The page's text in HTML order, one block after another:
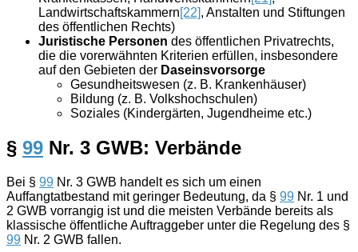
Landwirtschaftskammern[22], Anstalten und Stiftungen
des öffentlichen Rechts)
Juristische Personen des öffentlichen Privatrechts,
die die vorerwähnten Kriterien erfüllen, insbesondere
auf den Gebieten der Daseinsvorsorge
Gesundheitswesen (z. B. Krankenhäuser)
Bildung (z. B. Volkshochschulen)
Soziales (Kindergärten, Jugendheime etc.)
§ 99 Nr. 3 GWB: Verbände
Bei § 99 Nr. 3 GWB handelt es sich um einen
Auffangtatbestand mit geringer Bedeutung, da § 99 Nr. 1 und
2 GWB vorrangig ist und die meisten Verbände bereits als
klassische öffentliche Auftraggeber unter die Regelung des §
99 Nr. 2 GWB fallen.